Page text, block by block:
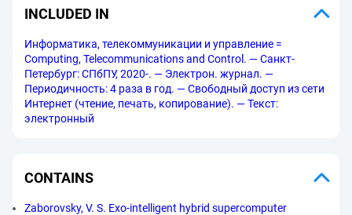
INCLUDED IN
Информатика, телекоммуникации и управление =
Computing, Telecommunications and Control. — Санкт-
Петербург: СПбПУ, 2020-. — Электрон. журнал. —
Периодичность: 4 раза в год. — Свободный доступ из сети
Интернет (чтение, печать, копирование). — Текст:
электронный
CONTAINS
Zaborovsky, V. S. Exo-intelligent hybrid supercomputer